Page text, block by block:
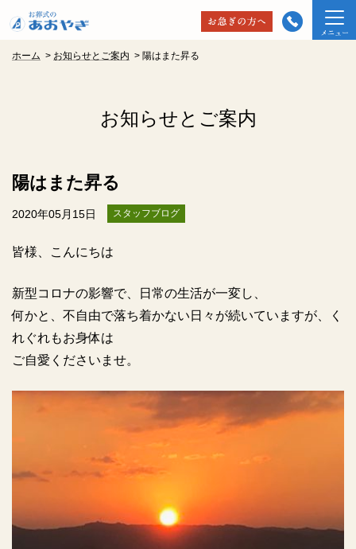
ホーム > お知らせとご案内 > 陽はまた昇る
お知らせとご案内
陽はまた昇る
2020年05月15日 スタッフブログ
皆様、こんにちは
新型コロナの影響で、日常の生活が一変し、
何かと、不自由で落ち着かない日々が続いていますが、く
れぐれもお身体は
ご自愛くださいませ。